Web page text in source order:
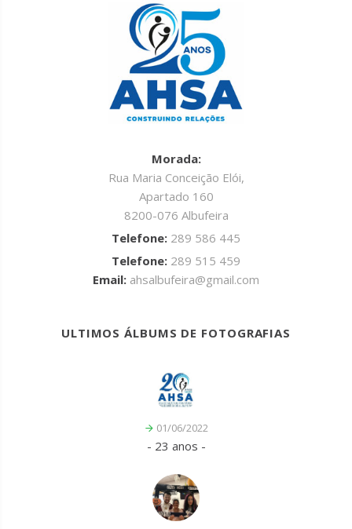
Morada:
Rua Maria Conceição Elói,
Apartado 160
8200-076 Albufeira
Telefone: 289 586 445
Telefone: 289 515 459
Email: ahsalbufeira@gmail.com
ULTIMOS ÁLBUMS DE FOTOGRAFIAS
01/06/2022
- 23 anos -